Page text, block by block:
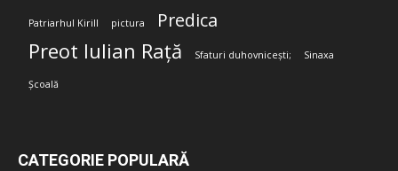
Patriarhul Kirill pictura Predica
Preot Iulian Rață Sfaturi duhovnicești; Sinaxa
Școală
CATEGORIE POPULARĂ